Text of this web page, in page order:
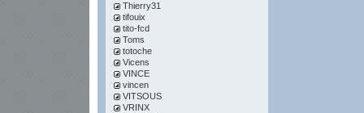
Thierry31
tifouix
tito-fcd
Toms
totoche
Vicens
VINCE
vincen
VITSOUS
VRINX